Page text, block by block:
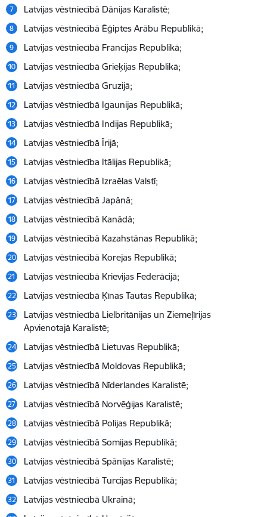
Latvijas vēstniecībā Dānijas Karalistē;
Latvijas vēstniecībā Ēģiptes Arābu Republikā;
Latvijas vēstniecībā Francijas Republikā;
Latvijas vēstniecībā Grieķijas Republikā;
Latvijas vēstniecībā Gruzijā;
Latvijas vēstniecībā Igaunijas Republikā;
Latvijas vēstniecībā Indijas Republikā;
Latvijas vēstniecībā Īrijā;
Latvijas vēstniecība Itālijas Republikā;
Latvijas vēstniecībā Izraēlas Valstī;
Latvijas vēstniecībā Japānā;
Latvijas vēstniecībā Kanādā;
Latvijas vēstniecībā Kazahstānas Republikā;
Latvijas vēstniecībā Korejas Republikā;
Latvijas vēstniecībā Krievijas Federācijā;
Latvijas vēstniecībā Ķīnas Tautas Republikā;
Latvijas vēstniecībā Lielbritānijas un Ziemeļīrijas
Apvienotajā Karalistē;
Latvijas vēstniecībā Lietuvas Republikā;
Latvijas vēstniecībā Moldovas Republikā;
Latvijas vēstniecībā Nīderlandes Karalistē;
Latvijas vēstniecībā Norvēģijas Karalistē;
Latvijas vēstniecībā Polijas Republikā;
Latvijas vēstniecībā Somijas Republikā;
Latvijas vēstniecībā Spānijas Karalistē;
Latvijas vēstniecībā Turcijas Republikā;
Latvijas vēstniecībā Ukrainā;